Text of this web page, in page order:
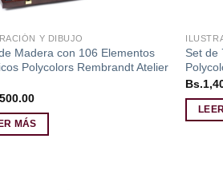
Y DIBUJO
Madera con 106 Elementos
Polycolors Rembrandt Atelier
MÁS
Set de
Bs.